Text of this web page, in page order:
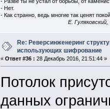
- Нет.
- Как странно, ведь многие так ценят
E.
Re: Реверсинженеринг
использующих шифрование
«Ответ #36 : 28 Декабрь 2016, 21:51:44 »
Потолок
данных